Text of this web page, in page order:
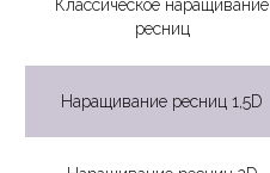
Классическое наращивание
ресниц
Наращивание ресниц 1,5D